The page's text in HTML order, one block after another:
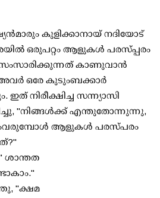
കുളിക്കാനായ് നദിയോട്
ഒരുപറ്റം ആളുകൾ പരസ്പ്പരം
സംസാരിക്കുന്നത് കാണുവാൻ
ഒരേ കുടുംബക്കാർ
നിരീക്ഷിച്ച സന്ന്യാസി
"നിങ്ങൾക്ക് എന്തുതോന്നുന്നു,
ആളുകൾ പരസ്പരം
ശാന്തത
"ക്ഷമ